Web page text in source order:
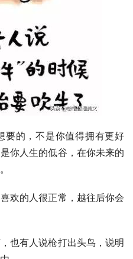
要的，不是你值得拥有更好
你人生的低谷，在你未来的
欢的人很正常，越往后你会
也有人说枪打出头鸟，说明